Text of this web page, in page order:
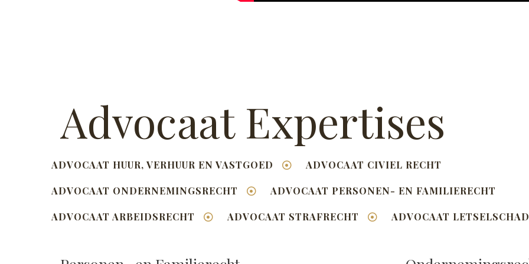
Advocaat Expertises
ADVOCAAT HUUR, VERHUUR EN VASTGOED ADVOCAAT CIVIEL RECHT
ADVOCAAT ONDERNEMINGSRECHT ADVOCAAT PERSONEN- EN FAMILIERECHT
ADVOCAAT ARBEIDSRECHT ADVOCAAT STRAFRECHT ADVOCAAT